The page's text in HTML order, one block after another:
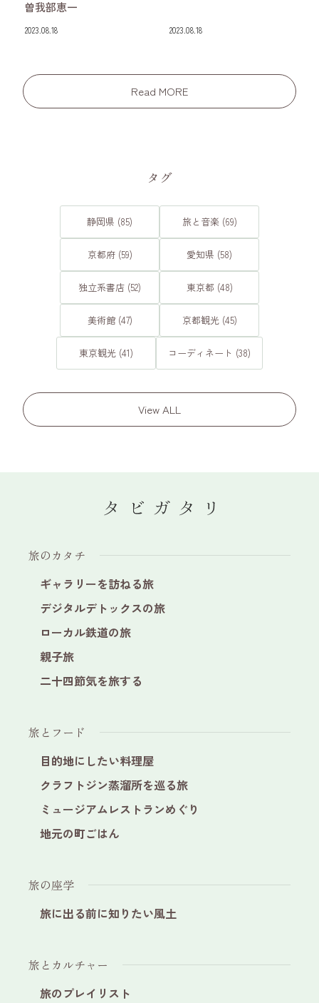
2023.08.18
曽我部恵一
2023.08.18
Read MORE
タグ
静岡県 (85) 旅と音楽 (69)
京都府 (59) 愛知県 (58)
独立系書店 (52) 東京都 (48)
美術館 (47) 京都観光 (45)
東京観光 (41) コーディネート (38)
View ALL
旅のカタチ
ギャラリーを訪ねる旅
デジタルデトックスの旅
ローカル鉄道の旅
親子旅
二十四節気を旅する
旅とフード
目的地にしたい料理屋
クラフトジン蒸溜所を巡る旅
ミュージアムレストランめぐり
地元の町ごはん
旅の座学
旅に出る前に知りたい風土
旅とカルチャー
旅のプレイリスト